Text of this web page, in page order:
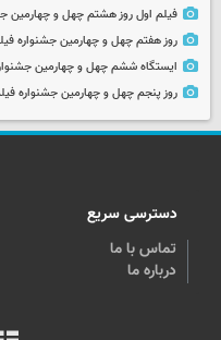
فیلم اول روز هشتم چهل و چهارمین
روز هفتم چهل و چهارمین جشنواره
ایستگاه ششم چهل و چهارمین
روز پنجم چهل و چهارمین جشنواره
دسترسی سریع
تماس با ما
درباره ما